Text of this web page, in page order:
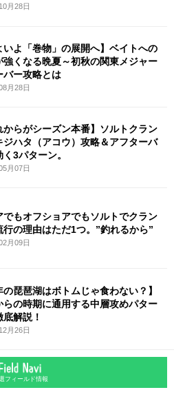
月28日
いよ「巻物」の展開へ】ベイトへの
強くなる晩夏～初秋の関東メジャー
バー攻略とは
月28日
からがシーズン本番】ソルトクラン
ジハタ（アコウ）攻略＆アフターバ
く3パターン。
月07日
でもオフショアでもソルトでクラン
行の理由はただ1つ。”釣れるから”
月09日
の琵琶湖はボトムじゃ食わない？】
らの時期に通用する中層攻めパター
底解説！
月26日
フィールド情報